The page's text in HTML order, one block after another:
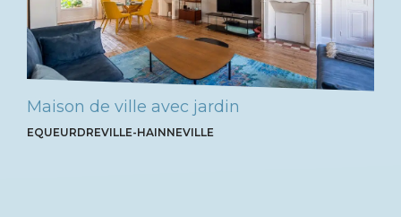
Maison de ville avec jardin
EQUEURDREVILLE-HAINNEVILLE